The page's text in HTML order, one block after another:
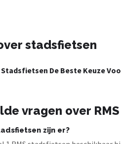
stadsfietsen
De Beste Keuze
vragen over
zijn er?